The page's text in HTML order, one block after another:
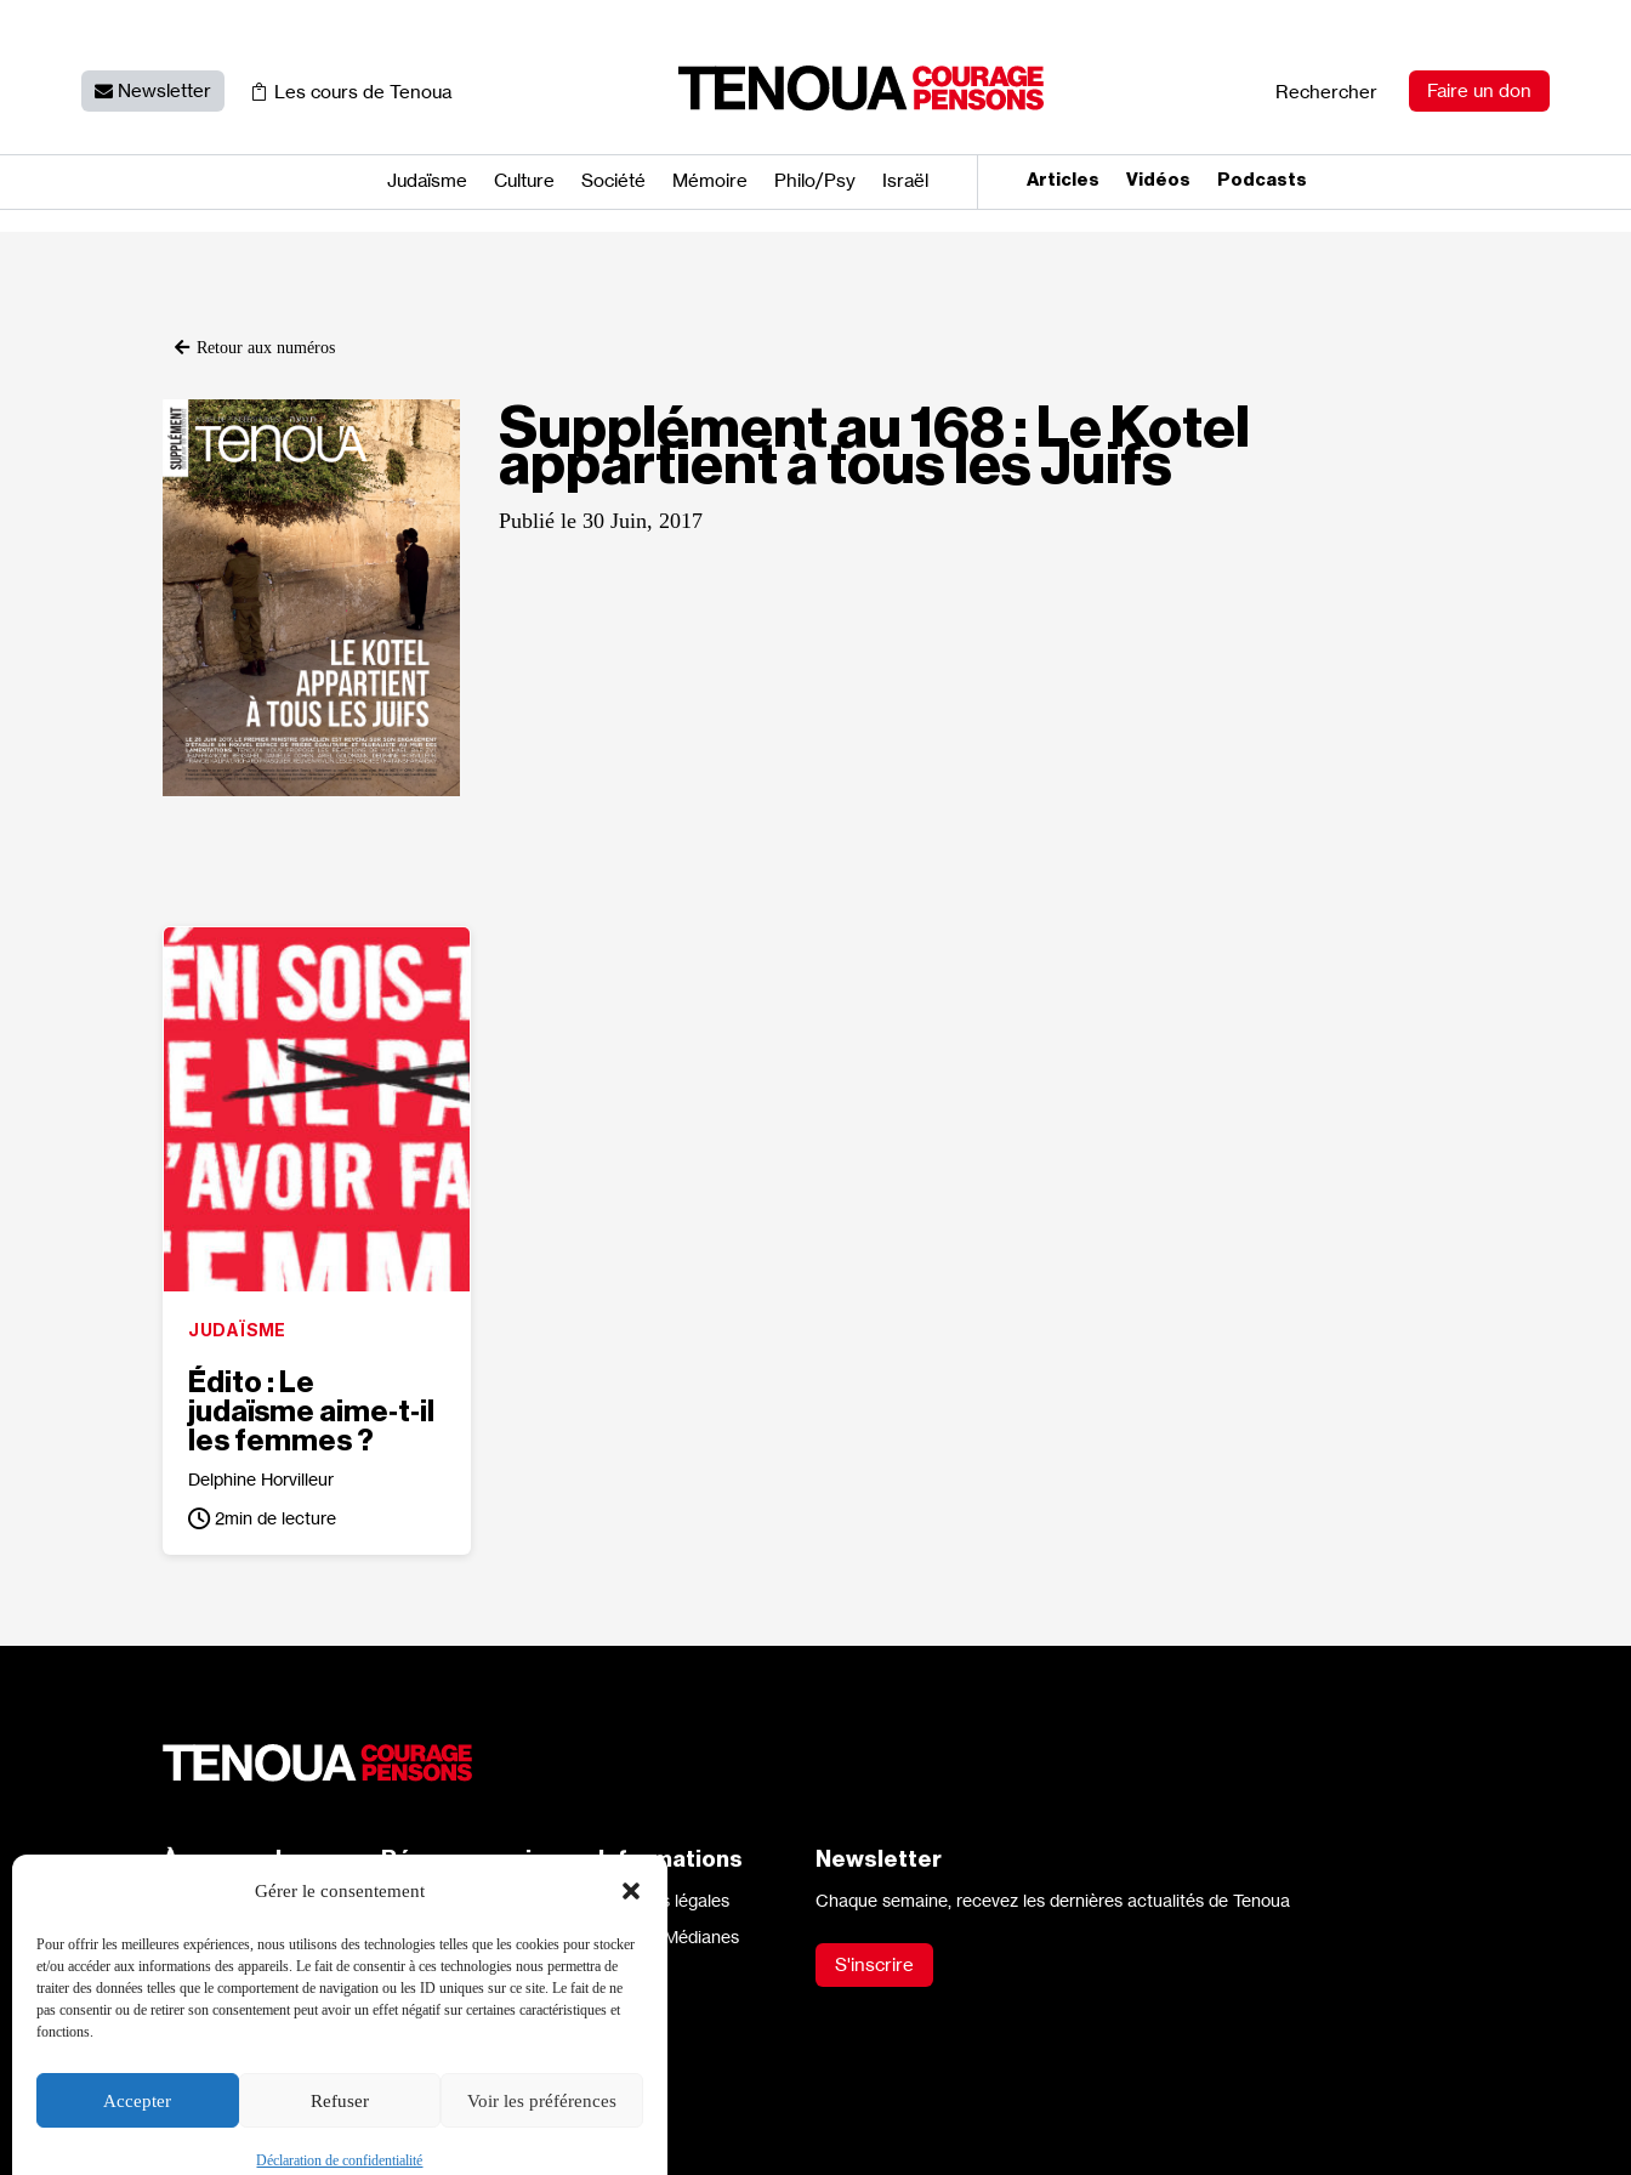
Gérer le consentement
Pour offrir les meilleures expériences, nous utilisons des technologies telles que les cookies pour stocker
et/ou accéder aux informations des appareils. Le fait de consentir à ces technologies nous permettra de
traiter des données telles que le comportement de navigation ou les ID uniques sur ce site. Le fait de ne
pas consentir ou de retirer son consentement peut avoir un effet négatif sur certaines caractéristiques et
fonctions.
Accepter Refuser Voir les préférences
Déclaration de confidentialité
Newsletter Les cours de Tenoua Rechercher Faire un don
Judaïsme Culture Société Mémoire Philo/​Psy Israël Articles Vidéos Podcasts
Retour aux numéros
Supplément au 168 : Le Kotel
appartient à tous les Juifs
Publié le 30 Juin, 2017
JUDAÏSME
Édito : Le
judaïsme aime‐​t‐​il
les femmes ?
Delphine Horvilleur
2min de lecture
À propos de
L'équipe
Les partenaires
Archives
Réseaux sociaux
X
Facebook
Instagram
Linkedin
Informations
Mentions légales
Site par Médianes
Newsletter
Chaque semaine, recevez les dernières actualités de Tenoua
S'inscrire